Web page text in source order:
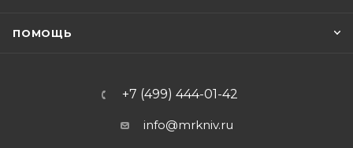
ПОМОЩЬ
+7 (499) 444-01-42
info@mrkniv.ru